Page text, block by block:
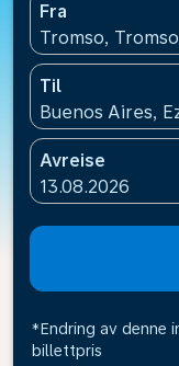
Fra
Tromso,
Til
Buenos Aires,
Avreise
fc-booking-
13.08.2026
*Endring av denne
billettpris